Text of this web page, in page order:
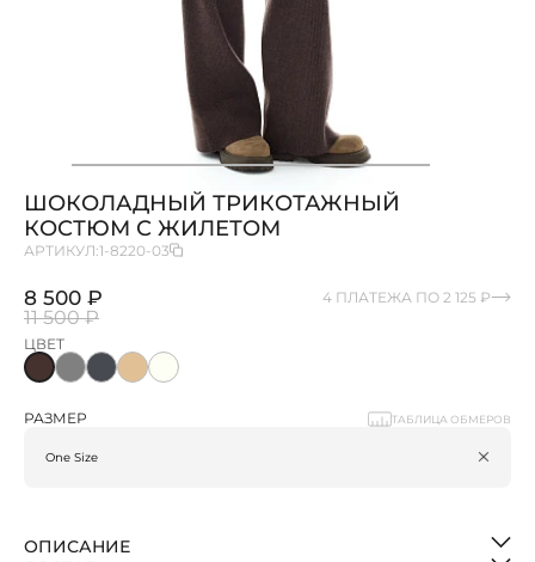
ШОКОЛАДНЫЙ ТРИКОТАЖНЫЙ
КОСТЮМ С ЖИЛЕТОМ
АРТИКУЛ:1-8220-03
8 500 ₽
11 500 ₽
4 ПЛАТЕЖА ПО 2 125 ₽
ЦВЕТ
РАЗМЕР ТАБЛИЦА ОБМЕРОВ
ОПИСАНИЕ